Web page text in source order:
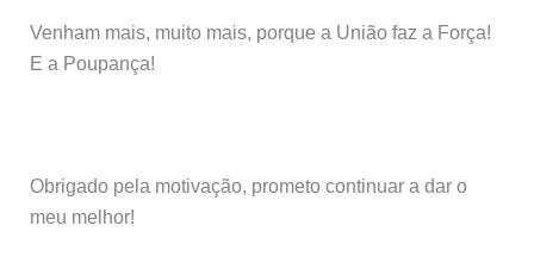
Venham mais, muito mais, porque a União faz a Força!
E a Poupança!
Obrigado pela motivação, prometo continuar a dar o
meu melhor!